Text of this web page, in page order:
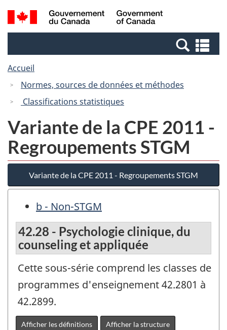
Passer
au
Passer
à
Canada
Recherche
et
et
Accueil
Normes, sources de données et méthodes
Classifications statistiques
Variante de la CPE 2011 -
Regroupements STGM
Variante de la CPE 2011 - Regroupements STGM
b - Non-STGM
42.28 - Psychologie clinique, du
counseling et appliquée
Cette sous-série comprend les classes de
programmes d'enseignement 42.2801 à
42.2899.
Afficher les définitions Afficher la structure